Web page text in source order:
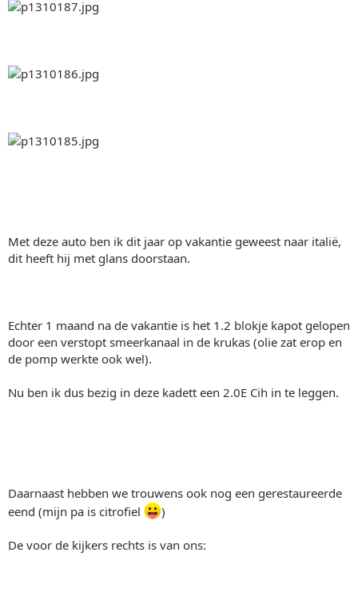
Met deze auto ben ik dit jaar op vakantie geweest naar italië,
dit heeft hij met glans doorstaan.
Echter 1 maand na de vakantie is het 1.2 blokje kapot gelopen
door een verstopt smeerkanaal in de krukas (olie zat erop en
de pomp werkte ook wel).
Nu ben ik dus bezig in deze kadett een 2.0E Cih in te leggen.
Daarnaast hebben we trouwens ook nog een gerestaureerde
eend (mijn pa is citrofiel
)
De voor de kijkers rechts is van ons: